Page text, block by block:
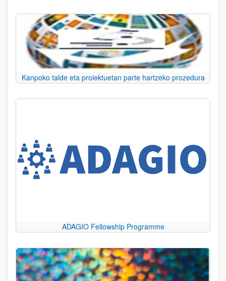
Kanpoko talde eta proiektuetan parte hartzeko prozedura
ADAGIO Fellowship Programme